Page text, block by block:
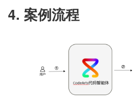
4. 案例流程